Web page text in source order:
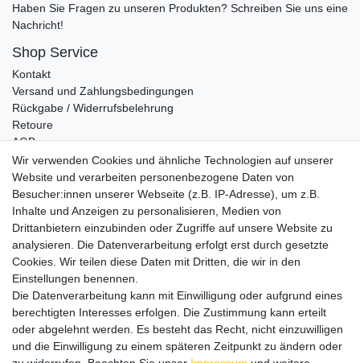
Haben Sie Fragen zu unseren Produkten? Schreiben Sie uns eine
Nachricht!
Shop Service
Kontakt
Versand und Zahlungsbedingungen
Rückgabe / Widerrufsbelehrung
Retoure
AGB
Vertrag widerrufen
Informationen
Datenschutz
Impressum
Wir verschicken klimaneutral mit DPD
Wir verwenden Cookies und ähnliche Technologien auf unserer
Website und verarbeiten personenbezogene Daten von
Besucher:innen unserer Webseite (z.B. IP-Adresse), um z.B.
Inhalte und Anzeigen zu personalisieren, Medien von
Drittanbietern einzubinden oder Zugriffe auf unsere Website zu
analysieren. Die Datenverarbeitung erfolgt erst durch gesetzte
Cookies. Wir teilen diese Daten mit Dritten, die wir in den
Einstellungen benennen.
Die Datenverarbeitung kann mit Einwilligung oder aufgrund eines
berechtigten Interesses erfolgen. Die Zustimmung kann erteilt
oder abgelehnt werden. Es besteht das Recht, nicht einzuwilligen
und die Einwilligung zu einem späteren Zeitpunkt zu ändern oder